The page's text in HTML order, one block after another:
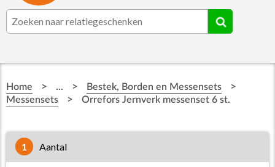
☆ Prijsknallers ☆
Home > ... > Bestek, Borden en Messensets >
Messensets > Orrefors Jernverk messenset 6 st.
1 aantal